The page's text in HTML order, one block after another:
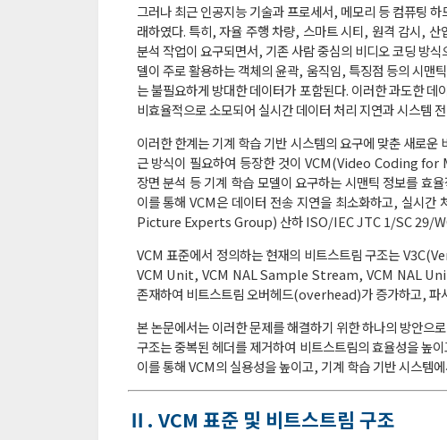
그러나 최근 인공지능 기술과 프로세서, 메모리 등 컴퓨팅
래하였다. 특히, 자율 주행 차량, 스마트 시티, 원격 감시,
분석 작업이 요구되면서, 기존 사람 중심의 비디오 코딩 방
델이 주로 활용하는 객체의 윤곽, 움직임, 특징점 등의 시
는 불필요하게 방대한 데이터가 포함된다. 이러한 과도한
비효율적으로 소모되어 실시간 데이터 처리 지연과 시스템
이러한 한계는 기계 학습 기반 시스템의 요구에 맞춘 새로
근 방식이 필요하여 등장한 것이 VCM(Video Coding for
장면 분석 등 기계 학습 모델이 요구하는 시맨틱 정보를
이를 통해 VCM은 데이터 전송 지연을 최소화하고, 실시
Picture Experts Group) 산하 ISO/IEC JTC 1/SC 29/
VCM 표준에서 정의하는 현재의 비트스트림 구조는
VCM Unit, VCM NAL Sample Stream, VCM NAL Unit
존재하여 비트스트림 오버헤드(overhead)가 증가하고,
본 논문에서는 이러한 문제를 해결하기 위한 하나의 방안
구조는 중복된 헤더를 제거하여 비트스트림의 효율성을 높
이를 통해 VCM의 실용성을 높이고, 기계 학습 기반 시스템
Ⅱ. VCM 표준 및 비트스트림 구조